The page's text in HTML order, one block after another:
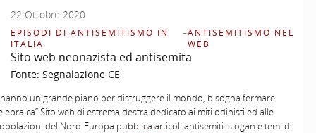
22 Ottobre 2020
EPISODI DI ANTISEMITISMO IN
ITALIA
–ANTISEMITISMO NEL
WEB
Sito web neonazista ed antisemita
Fonte: Segnalazione CE
hanno un grande piano per distruggere il mondo, bisogna fermare
ebraica” Sito web di estrema destra dedicato ai miti odinisti ed alle
del Nord-Europa pubblica articoli antisemiti: slogan e temi di